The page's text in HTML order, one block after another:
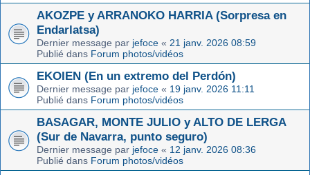
AKOZPE y ARRANOKO HARRIA (Sorpresa en
Endarlatsa)
Dernier message par jefoce « 21 janv. 2026 08:59
Publié dans Forum photos/vidéos
EKOIEN (En un extremo del Perdón)
Dernier message par jefoce « 19 janv. 2026 11:11
Publié dans Forum photos/vidéos
BASAGAR, MONTE JULIO y ALTO DE LERGA
(Sur de Navarra, punto seguro)
Dernier message par jefoce « 12 janv. 2026 08:36
Publié dans Forum photos/vidéos